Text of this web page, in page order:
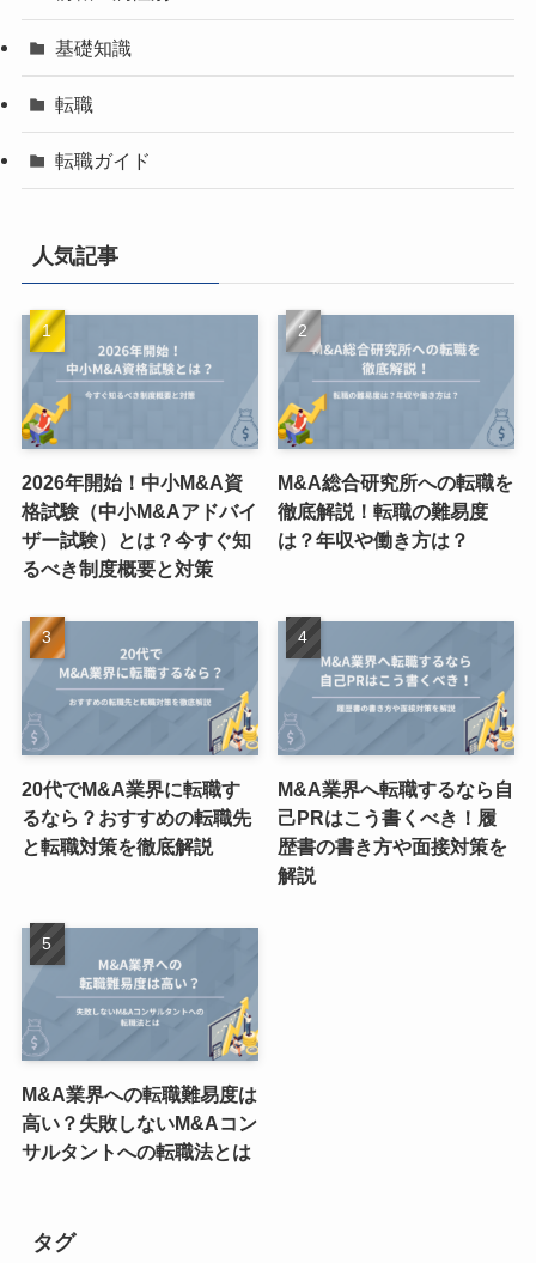
基礎知識
転職
転職ガイド
人気記事
2026年開始！中小M&A資
格試験（中小M&Aアドバイ
ザー試験）とは？今すぐ知
るべき制度概要と対策
M&A総合研究所への転職を
徹底解説！転職の難易度
は？年収や働き方は？
20代でM&A業界に転職す
るなら？おすすめの転職先
と転職対策を徹底解説
M&A業界へ転職するなら自
己PRはこう書くべき！履
歴書の書き方や面接対策を
解説
M&A業界への転職難易度は
高い？失敗しないM&Aコン
サルタントへの転職法とは
タグ